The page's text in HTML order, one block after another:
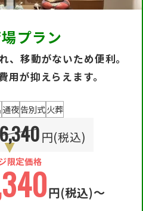
プラン
、移動がないため便利。
用が抑えらえます。
通夜告別式火葬
円(税込)
限定価格
円(税込)〜